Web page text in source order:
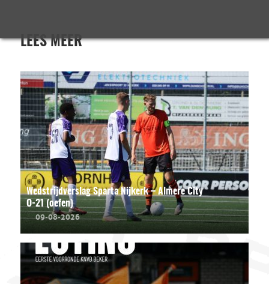
LEES MEER
Wedstrijdverslag Sparta Nijkerk – Almere City
O-21 (oefen)
09-08-2026